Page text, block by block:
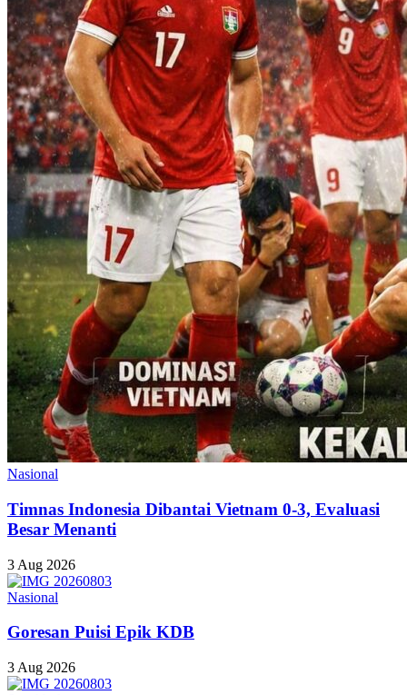
Nasional
Timnas Indonesia Dibantai Vietnam 0-3, Evaluasi
Besar Menanti
3 Aug 2026
Nasional
Goresan Puisi Epik KDB
3 Aug 2026